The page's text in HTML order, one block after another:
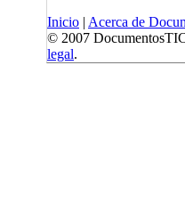
Inicio | Acerca de
© 2007
legal.